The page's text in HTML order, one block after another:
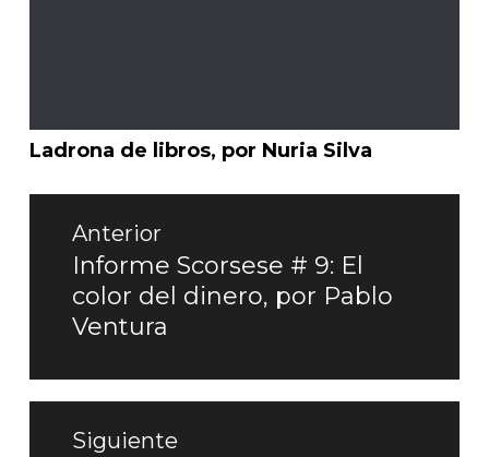
Ladrona de libros, por Nuria Silva
Navegación
entradas
Anterior
Entrada
anterior:
Informe Scorsese # 9: El
color del dinero, por Pablo
Ventura
Siguiente